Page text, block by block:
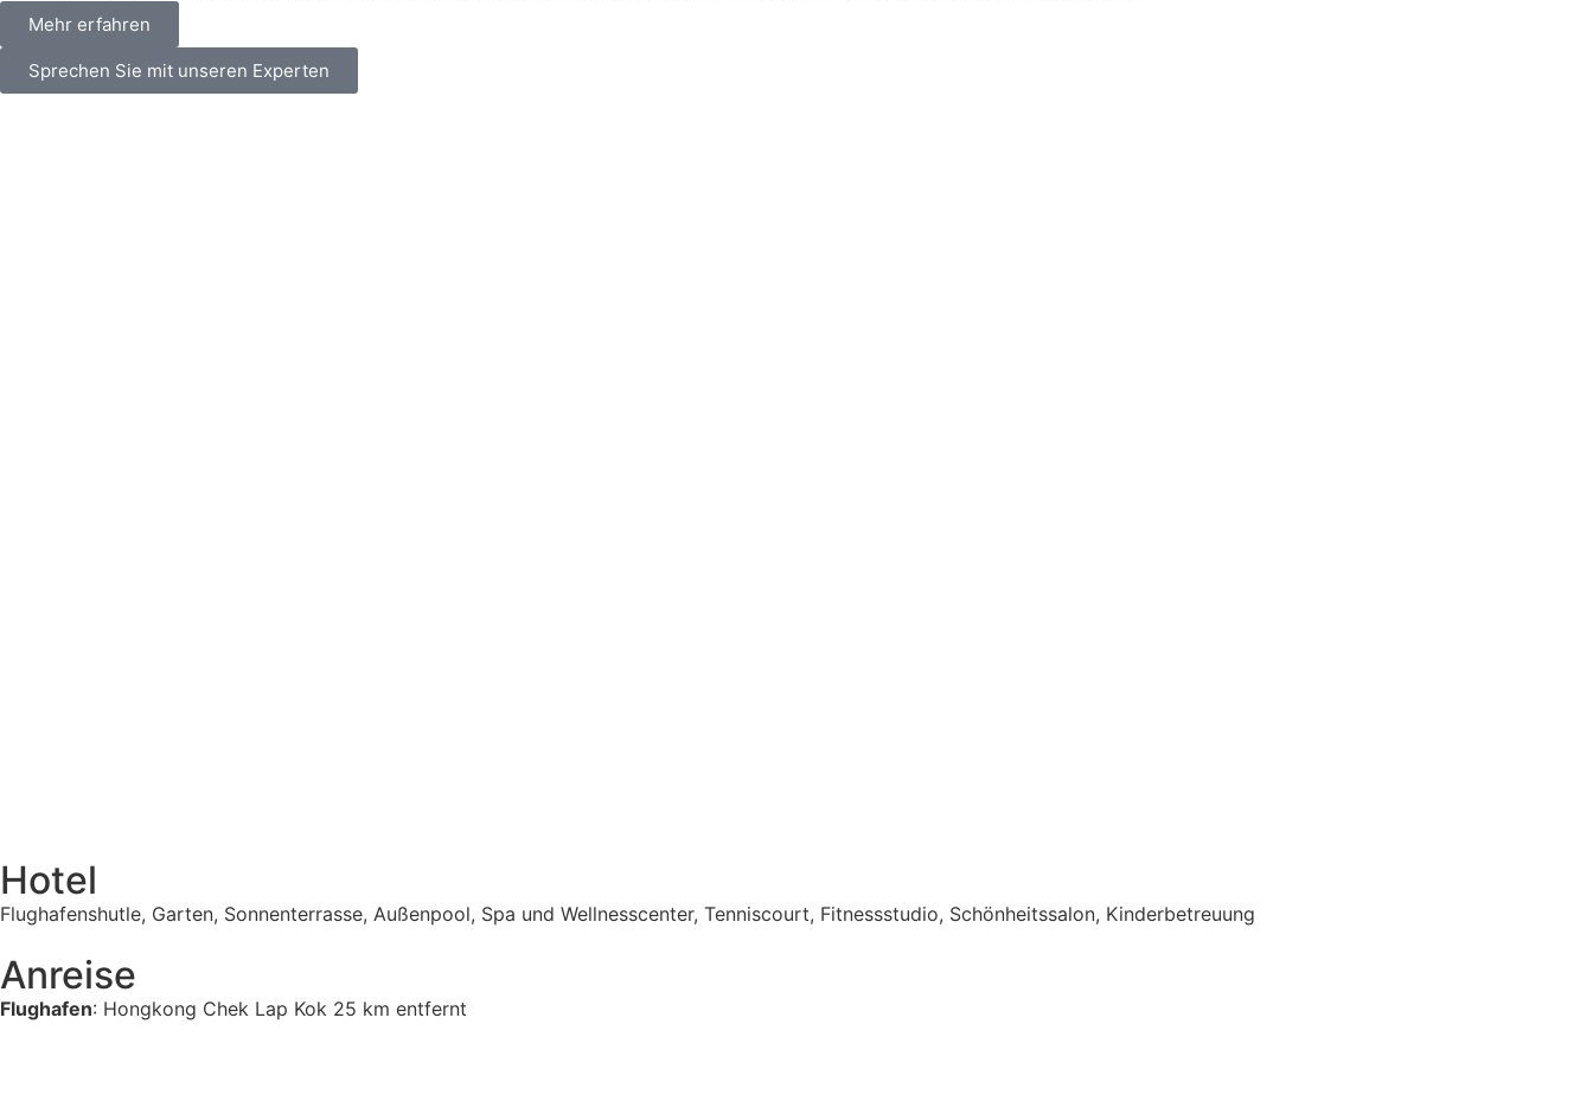
Mehr erfahren
Sprechen Sie mit unseren Experten
Hotel
Flughafenshutle, Garten, Sonnenterrasse, Außenpool, Spa und Wellnesscenter, Tenniscourt, Fitnessstudio, Schönheitssalon, Kinderbetreuung
Anreise
Flughafen: Hongkong Chek Lap Kok 25 km entfernt